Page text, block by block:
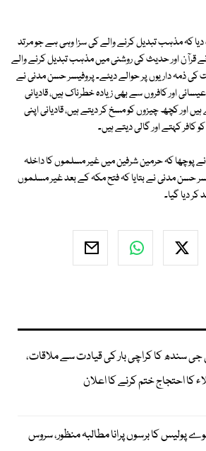
کہ مذہب تبدیل کرنے والے کی سزا وہی ہے جو مرتد
قرآن اور حدیث کی روشنی میں مذہب تبدیل کرنے والے
کی ذمہ داریوں پر حوالے دیئے۔ پروفیسر حسن مدنی نے
اور کافروں سے بھی زیادہ خطرناک ہیں، قادیانی
اور کچھ چیزوں کو مسخ کر دیتے ہیں، قادیانی اپنی
کافر کہتے اور گالی دیتے ہیں۔
کہ حرمین شرفین میں غیر مسلموں کا داخلہ
حسن مدنی نے بتایا کہ فتح مکہ کے بعد غیر مسلموں
دیا گیا۔
جی سندھ کا کراچی بار کی قیادت سے ملاقات،
کا احتجاج ختم کرنے کا اعلان
پولیس کا برسوں پرانا مطالبہ منظور، سروس